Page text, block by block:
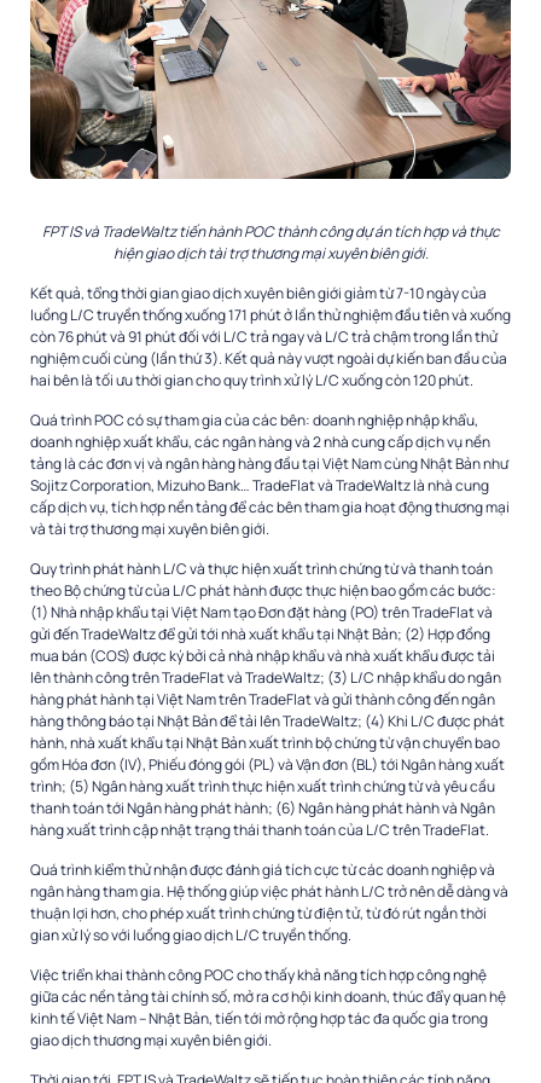
FPT IS và TradeWaltz tiến hành POC thành công dự án tích hợp và thực
hiện giao dịch tài trợ thương mại xuyên biên giới.
Kết quả, tổng thời gian giao dịch xuyên biên giới giảm từ 7-10 ngày của
luồng L/C truyền thống xuống 171 phút ở lần thử nghiệm đầu tiên và xuống
còn 76 phút và 91 phút đối với L/C trả ngay và L/C trả chậm trong lần thử
nghiệm cuối cùng (lần thứ 3). Kết quả này vượt ngoài dự kiến ban đầu của
hai bên là tối ưu thời gian cho quy trình xử lý L/C xuống còn 120 phút.
Quá trình POC có sự tham gia của các bên: doanh nghiệp nhập khẩu,
doanh nghiệp xuất khẩu, các ngân hàng và 2 nhà cung cấp dịch vụ nền
tảng là các đơn vị và ngân hàng hàng đầu tại Việt Nam cùng Nhật Bản như
Sojitz Corporation, Mizuho Bank… TradeFlat và TradeWaltz là nhà cung
cấp dịch vụ, tích hợp nền tảng để các bên tham gia hoạt động thương mại
và tài trợ thương mại xuyên biên giới.
Quy trình phát hành L/C và thực hiện xuất trình chứng từ và thanh toán
theo Bộ chứng từ của L/C phát hành được thực hiện bao gồm các bước:
(1) Nhà nhập khẩu tại Việt Nam tạo Đơn đặt hàng (PO) trên TradeFlat và
gửi đến TradeWaltz để gửi tới nhà xuất khẩu tại Nhật Bản; (2) Hợp đồng
mua bán (COS) được ký bởi cả nhà nhập khẩu và nhà xuất khẩu được tải
lên thành công trên TradeFlat và TradeWaltz; (3) L/C nhập khẩu do ngân
hàng phát hành tại Việt Nam trên TradeFlat và gửi thành công đến ngân
hàng thông báo tại Nhật Bản để tải lên TradeWaltz; (4) Khi L/C được phát
hành, nhà xuất khẩu tại Nhật Bản xuất trình bộ chứng từ vận chuyển bao
gồm Hóa đơn (IV), Phiếu đóng gói (PL) và Vận đơn (BL) tới Ngân hàng xuất
trình; (5) Ngân hàng xuất trình thực hiện xuất trình chứng từ và yêu cầu
thanh toán tới Ngân hàng phát hành; (6) Ngân hàng phát hành và Ngân
hàng xuất trình cập nhật trạng thái thanh toán của L/C trên TradeFlat.
Quá trình kiểm thử nhận được đánh giá tích cực từ các doanh nghiệp và
ngân hàng tham gia. Hệ thống giúp việc phát hành L/C trở nên dễ dàng và
thuận lợi hơn, cho phép xuất trình chứng từ điện tử, từ đó rút ngắn thời
gian xử lý so với luồng giao dịch L/C truyền thống.
Việc triển khai thành công POC cho thấy khả năng tích hợp công nghệ
giữa các nền tảng tài chính số, mở ra cơ hội kinh doanh, thúc đẩy quan hệ
kinh tế Việt Nam – Nhật Bản, tiến tới mở rộng hợp tác đa quốc gia trong
giao dịch thương mại xuyên biên giới.